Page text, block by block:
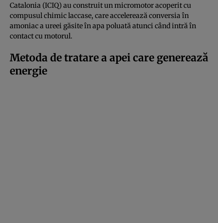
Catalonia (ICIQ) au construit un micromotor acoperit cu
compusul chimic laccase, care accelerează conversia în
amoniac a ureei găsite în apa poluată atunci când intră în
contact cu motorul.
Metoda de tratare a apei care generează
energie